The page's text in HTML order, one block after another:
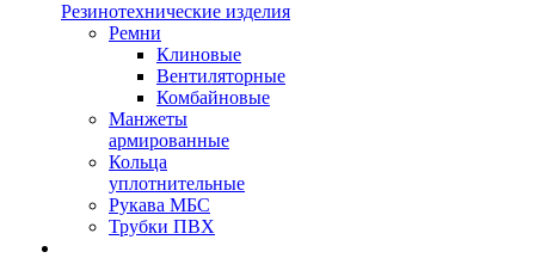
Резинотехнические изделия
Ремни
Клиновые
Вентиляторные
Комбайновые
Манжеты
армированные
Кольца
уплотнительные
Рукава МБС
Трубки ПВХ